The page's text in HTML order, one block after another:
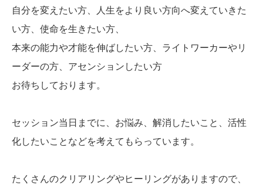
自分を変えたい方、人生をより良い方向へ変えていきた
い方、使命を生きたい方、
本来の能力や才能を伸ばしたい方、ライトワーカーやリ
ーダーの方、アセンションしたい方
お待ちしております。
セッション当日までに、お悩み、解消したいこと、活性
化したいことなどを考えてもらっています。
たくさんのクリアリングやヒーリングがありますので、